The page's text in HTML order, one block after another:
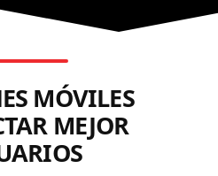
MÓVILES
MEJOR